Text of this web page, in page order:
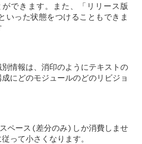
できます。また、「リリース版
た状態をつけることもできま
情報は、消印のようにテキストの
にどのモジュールのどのリビジョ
ペース(差分のみ)しか消費しませ
って小さくなります。